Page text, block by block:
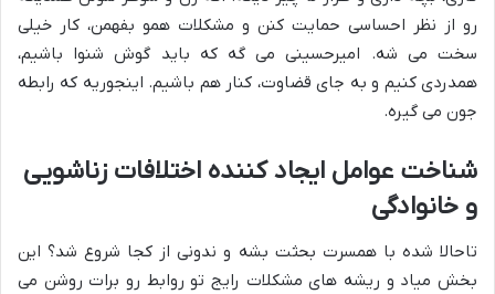
رو از نظر احساسی حمایت کنن و مشکلات همو بفهمن، کار خیلی
سخت می شه. امیرحسینی می گه که باید گوش شنوا باشیم،
همدردی کنیم و به جای قضاوت، کنار هم باشیم. اینجوریه که رابطه
جون می گیره.
شناخت عوامل ایجاد کننده اختلافات زناشویی
و خانوادگی
تاحالا شده با همسرت بحثت بشه و ندونی از کجا شروع شد؟ این
بخش میاد و ریشه های مشکلات رایج تو روابط رو برات روشن می